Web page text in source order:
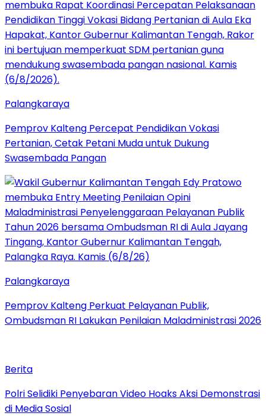
Palangkaraya
Pemprov Kalteng Percepat Pendidikan Vokasi
Pertanian, Cetak Petani Muda untuk Dukung
Swasembada Pangan
Palangkaraya
Pemprov Kalteng Perkuat Pelayanan Publik,
Ombudsman RI Lakukan Penilaian Maladministrasi 2026
Berita
Polri Selidiki Penyebaran Video Hoaks Aksi Demonstrasi
di Media Sosial